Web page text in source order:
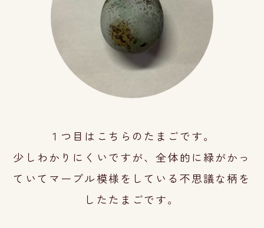
１つ目はこちらのたまごです。
少しわかりにくいですが、全体的に緑がかっ
ていてマーブル模様をしている 不思議な柄を
したたまごです。